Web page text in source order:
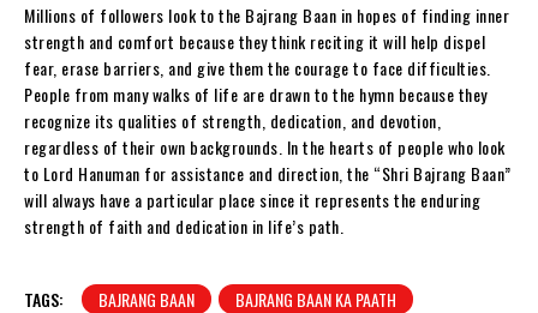
Millions of followers look to the Bajrang Baan in hopes of finding inner
strength and comfort because they think reciting it will help dispel
fear, erase barriers, and give them the courage to face difficulties.
People from many walks of life are drawn to the hymn because they
recognize its qualities of strength, dedication, and devotion,
regardless of their own backgrounds. In the hearts of people who look
to Lord Hanuman for assistance and direction, the “Shri Bajrang Baan”
will always have a particular place since it represents the enduring
strength of faith and dedication in life’s path.
TAGS: BAJRANG BAAN
BAJRANG BAAN KA PAATH